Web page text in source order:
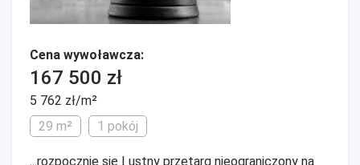
Cena wywoławcza:
167 500 zł
5 762 zł/m²
29 m²
1 pokój
...rozpocznie się I ustny przetarg nieograniczony na